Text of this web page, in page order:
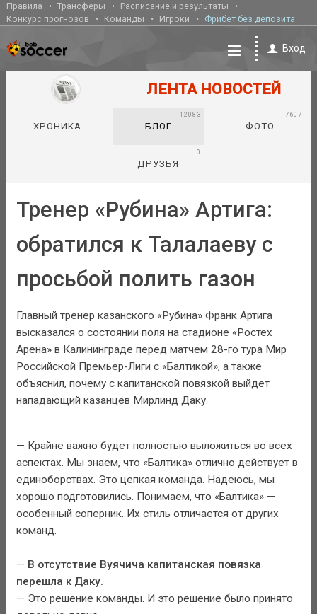
Правила Трансферы
Расписание и результаты
Конкурс прогнозов
Команды Игроки Фрибет без депозита
Вход
ЛЕНТА НОВОСТЕЙ
ХРОНИКА БЛОГ
12083
ФОТО
7607
ДРУЗЬЯ
0
Тренер «Рубина» Артига:
обратился к Талалаеву с
просьбой полить газон
Главный тренер казанского «Рубина» Франк Артига
высказался о состоянии поля на стадионе «Ростех
Арена» в Калининграде перед матчем 28-го тура Мир
Российской Премьер-Лиги с «Балтикой», а также
объяснил, почему с капитанской повязкой выйдет
нападающий казанцев Мирлинд Даку.
— Крайне важно будет полностью выложиться во всех
аспектах. Мы знаем, что «Балтика» отлично действует в
единоборствах. Это цепкая команда. Надеюсь, мы
хорошо подготовились. Понимаем, что «Балтика» —
особенный соперник. Их стиль отличается от других
команд.
— В отсутствие Вуячича капитанская повязка
перешла к Даку.
— Это решение команды. И это решение было принято